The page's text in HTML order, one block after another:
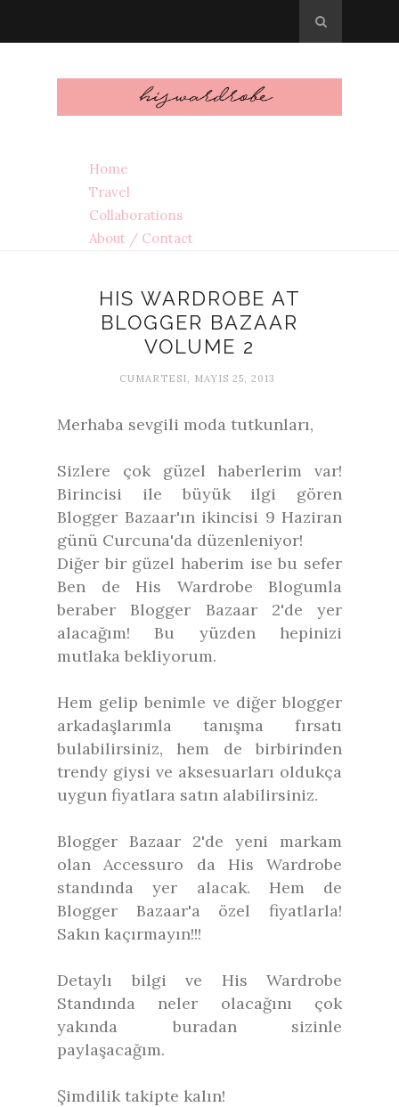
Home
Travel
Collaborations
About / Contact
HIS WARDROBE AT
BLOGGER BAZAAR
VOLUME 2
CUMARTESI, MAYIS 25, 2013
Merhaba sevgili moda tutkunları,
Sizlere çok güzel haberlerim var!
Birincisi ile büyük ilgi gören
Blogger Bazaar'ın ikincisi 9 Haziran
günü Curcuna'da düzenleniyor!
Diğer bir güzel haberim ise bu sefer
Ben de His Wardrobe Blogumla
beraber Blogger Bazaar 2'de yer
alacağım! Bu yüzden hepinizi
mutlaka bekliyorum.
Hem gelip benimle ve diğer blogger
arkadaşlarımla tanışma fırsatı
bulabilirsiniz, hem de birbirinden
trendy giysi ve aksesuarları oldukça
uygun fiyatlara satın alabilirsiniz.
Blogger Bazaar 2'de yeni markam
olan Accessuro da His Wardrobe
standında yer alacak. Hem de
Blogger Bazaar'a özel fiyatlarla!
Sakın kaçırmayın!!!
Detaylı bilgi ve His Wardrobe
Standında neler olacağını çok
yakında buradan sizinle
paylaşacağım.
Şimdilik takipte kalın!